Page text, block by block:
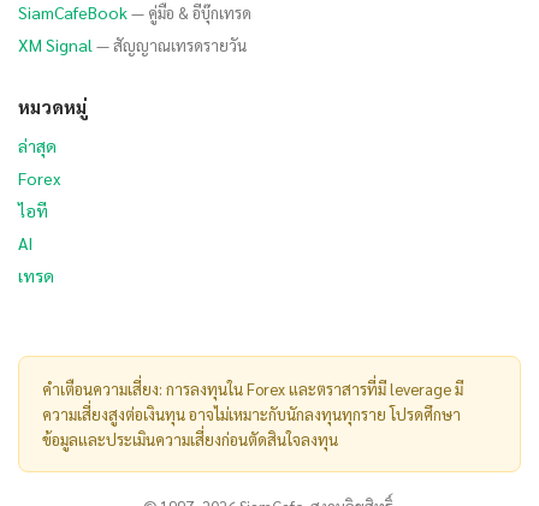
SiamCafeBook— คู่มือ & อีบุ๊กเทรด
XM Signal — สัญญาณเทรดรายวัน
หมวดหมู่
ล่าสุด
Forex
ไอที
AI
เทรด
คำเตือนความเสี่ยง: การลงทุนใน Forex และตราสารที่มี leverage มี
ความเสี่ยงสูงต่อเงินทุน อาจไม่เหมาะกับนักลงทุนทุกราย โปรดศึกษา
ข้อมูลและประเมินความเสี่ยงก่อนตัดสินใจลงทุน